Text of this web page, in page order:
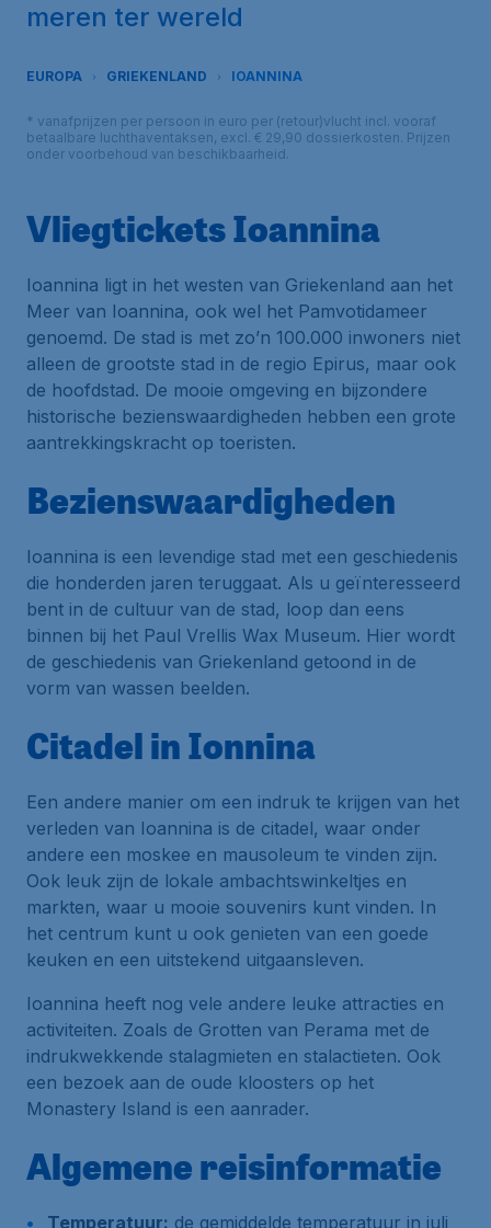
meren ter wereld
EUROPA GRIEKENLAND IOANNINA
* vanafprijzen per persoon in euro per (retour)vlucht incl. vooraf
betaalbare luchthaventaksen, excl. € 29,90 dossierkosten. Prijzen
onder voorbehoud van beschikbaarheid.
Vliegtickets Ioannina
Ioannina ligt in het westen van Griekenland aan het
Meer van Ioannina, ook wel het Pamvotidameer
genoemd. De stad is met zo’n 100.000 inwoners niet
alleen de grootste stad in de regio Epirus, maar ook
de hoofdstad. De mooie omgeving en bijzondere
historische bezienswaardigheden hebben een grote
aantrekkingskracht op toeristen.
Bezienswaardigheden
Ioannina is een levendige stad met een geschiedenis
die honderden jaren teruggaat. Als u geïnteresseerd
bent in de cultuur van de stad, loop dan eens
binnen bij het Paul Vrellis Wax Museum. Hier wordt
de geschiedenis van Griekenland getoond in de
vorm van wassen beelden.
Citadel in Ionnina
Een andere manier om een indruk te krijgen van het
verleden van Ioannina is de citadel, waar onder
andere een moskee en mausoleum te vinden zijn.
Ook leuk zijn de lokale ambachtswinkeltjes en
markten, waar u mooie souvenirs kunt vinden. In
het centrum kunt u ook genieten van een goede
keuken en een uitstekend uitgaansleven.
Ioannina heeft nog vele andere leuke attracties en
activiteiten. Zoals de Grotten van Perama met de
indrukwekkende stalagmieten en stalactieten. Ook
een bezoek aan de oude kloosters op het
Monastery Island is een aanrader.
Algemene reisinformatie
Temperatuur: de gemiddelde temperatuur in juli